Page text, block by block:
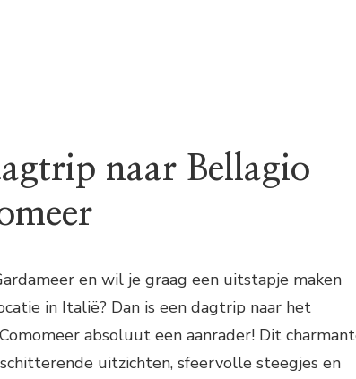
naar Bellagio
en wil je graag een uitstapje maken
in Italië? Dan is een dagtrip naar het
absoluut een aanrader! Dit
uitzichten, sfeervolle steegjes en